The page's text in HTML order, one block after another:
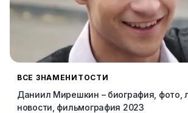
ВСЕ ЗНАМЕНИТОСТИ
Даниил Мирешкин – биография, фото,
новости, фильмография 2023